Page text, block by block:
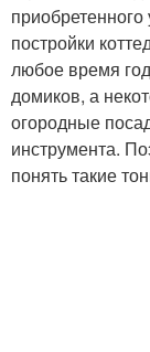
постройки
любое время
домиков, а
огородные
инструмента.
понять такие